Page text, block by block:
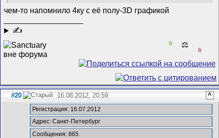
чем-то напомнило 4ку с её полу-3D графикой
✍
0 ⚖️
0
#20 16.08.2012, 20:59 ^
Регистрация: 16.07.2012
Адрес: Санкт-Петербург
Сообщения: 865